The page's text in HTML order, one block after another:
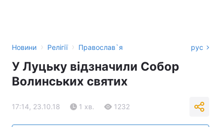
Новини › Релігії › Православ`я рус
У Луцьку відзначили Собор
Волинських святих
17:14, 23.10.18 1 хв. 1232